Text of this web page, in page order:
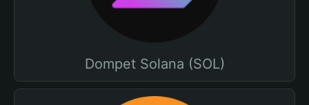
Dompet Solana (SOL)